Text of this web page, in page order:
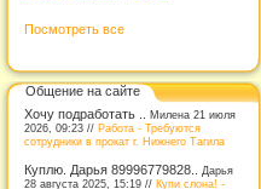
Посмотреть все
Общение на сайте
Хочу подработать .. Милена 21 июля
2026, 09:23 // Работа - Требуются
сотрудники в прокат г. Нижнего Тагила
Куплю. Дарья 89996779828..
Дарья
28 августа 2025, 15:19 // Купи слона! -